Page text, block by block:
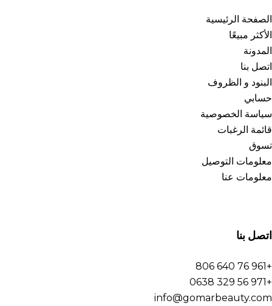
الصفحة الرئيسية
الأكثر مبيعًا
المدونة
اتصل بنا
البنود و الظروف
حسابي
سياسة الخصوصية
قائمة الرغبات
تسوق
معلومات التوصيل
معلومات عنا
اتصل بنا
+961 76 640 806
+971 56 329 0638
info@gomarbeauty.com